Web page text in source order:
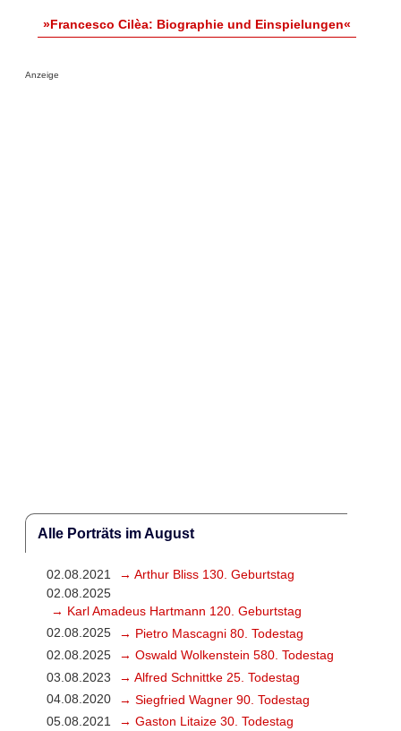
»Francesco Cilèa: Biographie und Einspielungen«
Anzeige
Alle Porträts im August
02.08.2021
→ Arthur Bliss 130. Geburtstag
02.08.2025
→ Karl Amadeus Hartmann 120. Geburtstag
02.08.2025
→ Pietro Mascagni 80. Todestag
02.08.2025
→ Oswald Wolkenstein 580. Todestag
03.08.2023
→ Alfred Schnittke 25. Todestag
04.08.2020
→ Siegfried Wagner 90. Todestag
05.08.2021
→ Gaston Litaize 30. Todestag